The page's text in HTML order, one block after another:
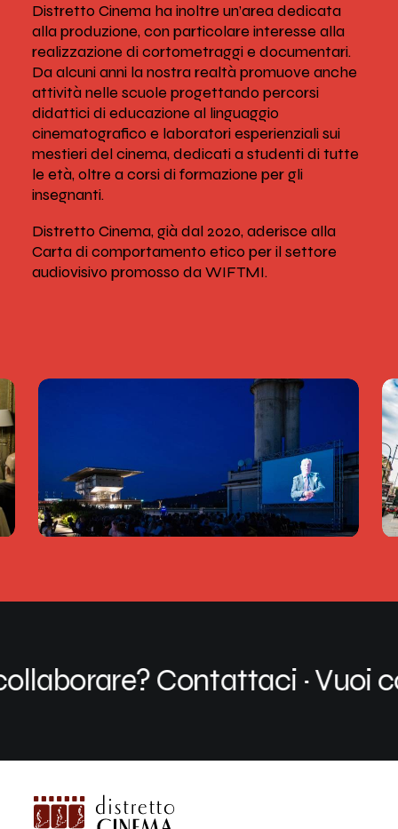
Distretto Cinema ha inoltre un’area dedicata
alla produzione, con particolare interesse alla
realizzazione di cortometraggi e documentari.
Da alcuni anni la nostra realtà promuove anche
attività nelle scuole progettando percorsi
didattici di educazione al linguaggio
cinematografico e laboratori esperienziali sui
mestieri del cinema, dedicati a studenti di tutte
le età, oltre a corsi di formazione per gli
insegnanti.
Distretto Cinema, già dal 2020, aderisce alla
Carta di comportamento etico per il settore
audiovisivo promosso da WIFTMI.
Contattaci·Vuoi